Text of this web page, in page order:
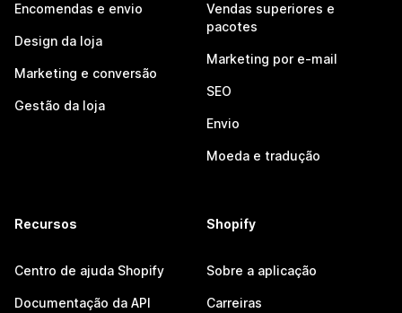
Encomendas e envio
Design da loja
Marketing e conversão
Gestão da loja
Vendas superiores e
pacotes
Marketing por e-mail
SEO
Envio
Moeda e tradução
Recursos
Centro de ajuda Shopify
Documentação da API
Shopify
Sobre a aplicação
Carreiras